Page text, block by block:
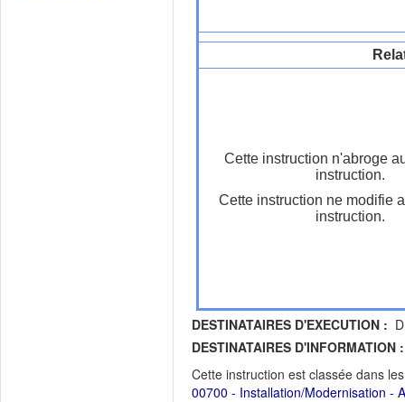
Cette instruction n'abroge
instruction.
Cette instruction ne modifie
instruction.
DESTINATAIRES D'EXECUTION :
DESTINATAIRES D'INFORMATION :
Cette instruction est classée dans
00700 - Installation/Modernisation -